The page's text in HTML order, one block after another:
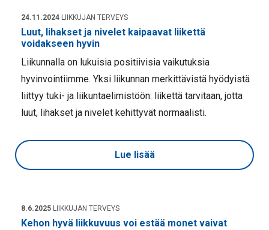
24.11.2024 LIIKKUJAN TERVEYS
Luut, lihakset ja nivelet kaipaavat liikettä
voidakseen hyvin
Liikunnalla on lukuisia positiivisia vaikutuksia
hyvinvointiimme. Yksi liikunnan merkittävistä hyödyistä
liittyy tuki- ja liikuntaelimistöön: liikettä tarvitaan, jotta
luut, lihakset ja nivelet kehittyvät normaalisti.
Lue lisää
8.6.2025 LIIKKUJAN TERVEYS
Kehon hyvä liikkuvuus voi estää monet vaivat